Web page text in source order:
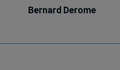
Bernard Derome